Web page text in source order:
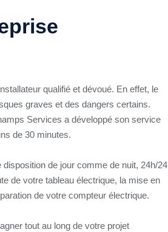
qualifié et dévoué. En effet, le
graves et des dangers certains.
Services a développé son service
de 30 minutes.
de jour comme de nuit, 24h/24
de votre tableau électrique, la mise en
de votre compteur électrique.
tout au long de votre projet